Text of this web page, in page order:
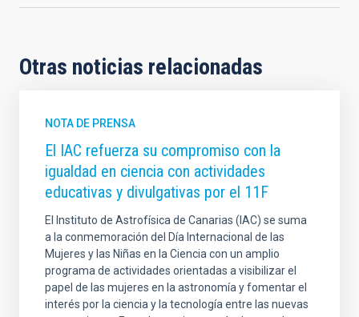
Otras noticias relacionadas
NOTA DE PRENSA
El IAC refuerza su compromiso con la
igualdad en ciencia con actividades
educativas y divulgativas por el 11F
El Instituto de Astrofísica de Canarias (IAC) se suma
a la conmemoración del Día Internacional de las
Mujeres y las Niñas en la Ciencia con un amplio
programa de actividades orientadas a visibilizar el
papel de las mujeres en la astronomía y fomentar el
interés por la ciencia y la tecnología entre las nuevas